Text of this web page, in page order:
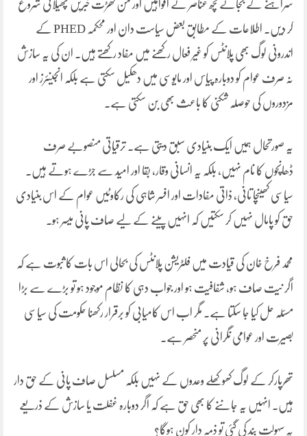
سراہنے کے بجائے کچھ عناصر نے افواہیں اور من گھڑت خبریں پھیلانی شروع
کر دیں۔ اطلاعات کے مطابق بعض سیاست دان اور محکمہ PHED کے
اندرونی لوگ بھی پلانٹس کو غیر فعال رکھنے میں مفاد رکھتے ہیں۔ ان کی یہ سازش
نہ صرف عوام کو دوبارہ پیاس اور مایوسی میں دھکیل سکتی ہے بلکہ انجینئرز اور
مزدوروں کی حوصلہ شکنی کا باعث بھی بن سکتی ہے۔
یہ صورتحال ہمیں ایک بنیادی سبق دیتی ہے۔ ترقیاتی منصوبے صرف
ڈھانچوں کا نام نہیں، بلکہ یہ انسانی وقار، بقا اور امید سے جڑے ہوتے ہیں۔
سیاسی کھینچا تانی، ذاتی مفادات اور افسر شاہی کی رکاوٹیں عوام کے اس بنیادی
حق کو پامال نہیں کر سکتیں کہ انہیں پینے کے لیے صاف پانی میسر ہو۔
محمد فرخ خان کی قیادت میں فلٹریشن پلانٹس کی بحالی اس بات کا ثبوت ہے کہ
اگر نیت صاف ہو، شفافیت ہو اور جواب دہی کا نظام موجود ہو تو بڑے سے بڑا
مسئلہ حل کیا جا سکتا ہے۔ مگر اب اس کامیابی کو برقرار رکھنا حکومت کی سیاسی
بصیرت اور عوامی نگرانی پر منحصر ہے۔
تھرپارکر کے لوگ کھوکھلے وعدوں کے نہیں بلکہ مسلسل صاف پانی کے حق دار
ہیں۔ انہیں یہ جاننے کا بھی حق ہے کہ اگر دوبارہ غفلت یا سازش کے ذریعے
یہ سہولت بند کی گئی تو ذمہ دار کون ہوگا؟